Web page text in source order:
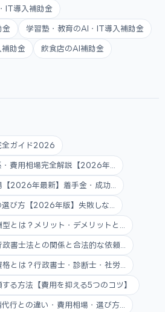
IT導入補助金
金 学習塾・教育のAI・IT導入補助金
助金 飲食店のAI補助金
全ガイド2026
費用相場完全解説【2026年...
2026年最新】着手金・成功...
び方【2026年版】失敗しな...
とは？メリット・デメリットと...
書士法との関係と合法的な依頼...
とは？行政書士・診断士・社労...
る方法【費用を抑える5つのコツ】
行との違い・費用相場・選び方...